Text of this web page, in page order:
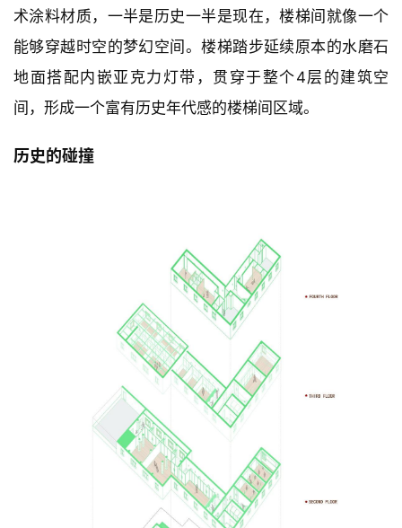
流
△ 楼梯间 小枝️@ICYWORKS
建筑共有四层，楼梯间是建筑中最重要的竖向交通空
间。楼梯间墙面一半保留原有红砖材质一半采用做旧艺
术涂料材质，一半是历史一半是现在，楼梯间就像一个
能够穿越时空的梦幻空间。楼梯踏步延续原本的水磨石
地面搭配内嵌亚克力灯带，贯穿于整个4层的建筑空
间，形成一个富有历史年代感的楼梯间区域。